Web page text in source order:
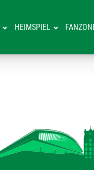
HEIMSPIEL